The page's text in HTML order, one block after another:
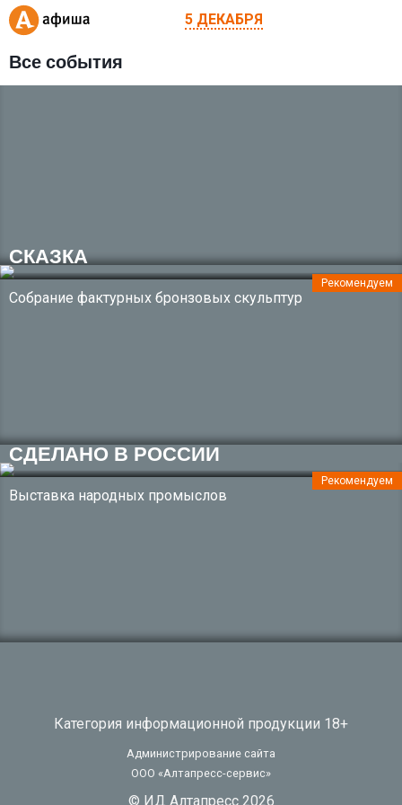
5 ДЕКАБРЯ
Все события
Рекомендуем
СКАЗКА
Собрание фактурных бронзовых скульптур
Рекомендуем
СДЕЛАНО В РОССИИ
Выставка народных промыслов
Категория информационной продукции 18+
Администрирование сайта
ООО «Алтапресс-сервис»
© ИД Алтапресс 2026